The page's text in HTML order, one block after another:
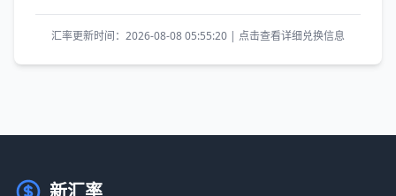
汇率更新时间：2026-08-08 05:55:20 | 点击查看详细兑换信息
新汇率